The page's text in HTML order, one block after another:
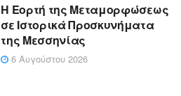
Η Εορτή της Μεταμορφώσεως
σε Ιστορικά Προσκυνήματα
της Μεσσηνίας
6 Αυγούστου 2026